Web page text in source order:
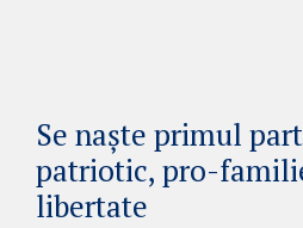
Se naște primul
patriotic, pro-
libertate